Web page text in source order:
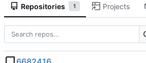
Repositories 1 Projects